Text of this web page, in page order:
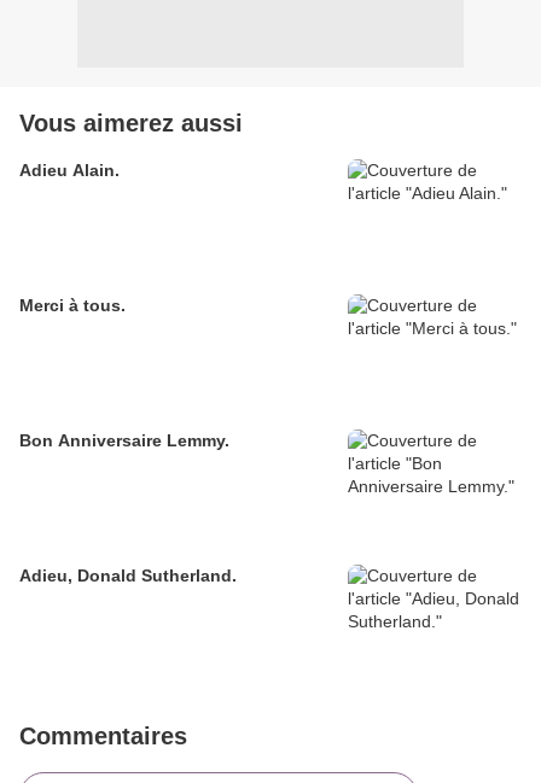
Vous aimerez aussi
Adieu Alain.
Merci à tous.
Bon Anniversaire Lemmy.
Adieu, Donald Sutherland.
Commentaires